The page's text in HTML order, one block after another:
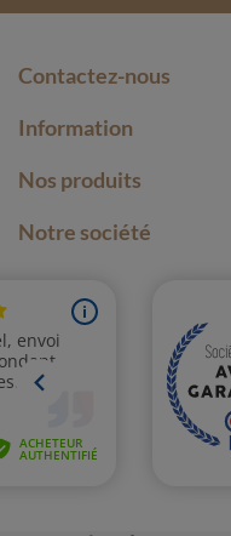
Contactez-nous
Information
Nos produits
Notre société